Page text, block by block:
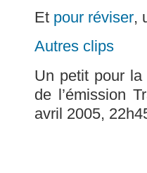
Et pour réviser,
Autres clips
Un petit pour
de l’émission
avril 2005,